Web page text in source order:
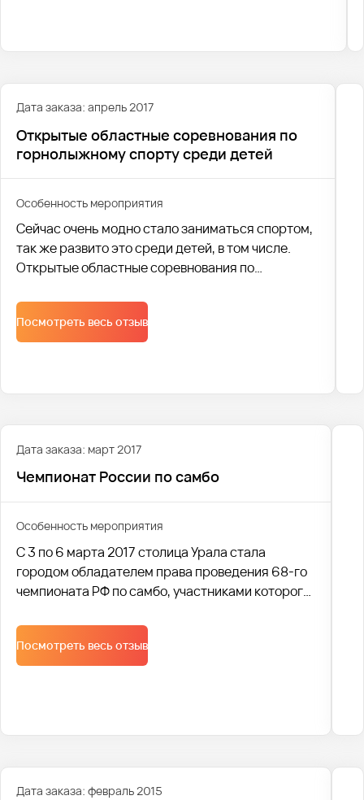
Дата заказа: апрель 2017
Открытые областные соревнования по
горнолыжному спорту среди детей
Особенность мероприятия
Сейчас очень модно стало заниматься спортом,
так же развито это среди детей, в том числе.
Открытые областные соревнования по
23.03 по 24.03 в Екатеринбурге. Перевозкой
Посмотреть весь отзыв
Дата заказа: март 2017
Чемпионат России по самбо
Особенность мероприятия
С 3 по 6 марта 2017 столица Урала стала
городом обладателем права проведения 68-го
чемпионата РФ по самбо, участниками которого
России.
Посмотреть весь отзыв
Дата заказа: февраль 2015